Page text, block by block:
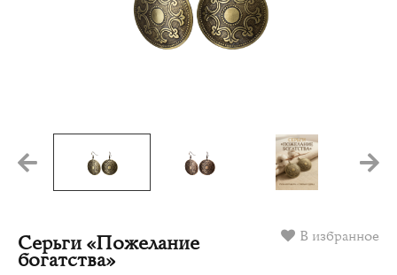
В избранное
Серьги «Пожелание
богатства»